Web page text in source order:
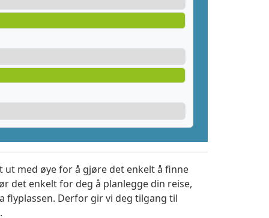
med øye for å gjøre det enkelt å finne
det enkelt for deg å planlegge din reise,
flyplassen. Derfor gir vi deg tilgang til